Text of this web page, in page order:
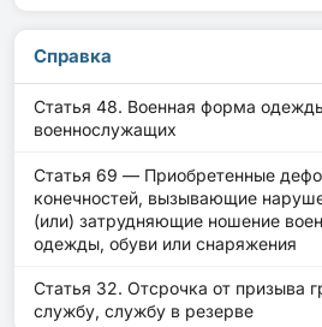
Справка
Статья 48. Военная форма
военнослужащих
Статья 69 — Приобретенные
конечностей, вызывающие
(или) затрудняющие ношение
одежды, обуви или снаряжения
Статья 32. Отсрочка от призыва
службу, службу в резерве